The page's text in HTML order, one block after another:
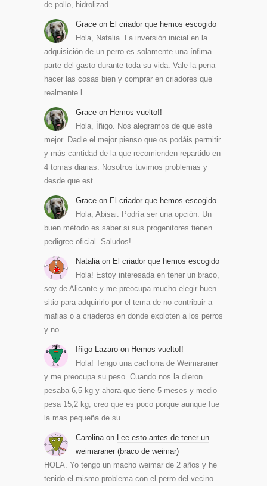
de pollo, hidrolizad…
Grace on El criador que hemos escogido
Hola, Natalia. La inversión inicial en la
adquisición de un perro es solamente una ínfima
parte del gasto durante toda su vida. Vale la pena
hacer las cosas bien y comprar en criadores que
realmente l…
Grace on Hemos vuelto!!
Hola, Íñigo. Nos alegramos de que esté
mejor. Dadle el mejor pienso que os podáis permitir
y más cantidad de la que recomienden repartido en
4 tomas diarias. Nosotros tuvimos problemas y
desde que est…
Grace on El criador que hemos escogido
Hola, Abisai. Podría ser una opción. Un
buen método es saber si sus progenitores tienen
pedigree oficial. Saludos!
Natalia on El criador que hemos escogido
Hola! Estoy interesada en tener un braco,
soy de Alicante y me preocupa mucho elegir buen
sitio para adquirirlo por el tema de no contribuir a
mafias o a criaderos en donde exploten a los perros
y no…
Iñigo Lazaro on Hemos vuelto!!
Hola! Tengo una cachorra de Weimaraner
y me preocupa su peso. Cuando nos la dieron
pesaba 6,5 kg y ahora que tiene 5 meses y medio
pesa 15,2 kg, creo que es poco porque aunque fue
la mas pequeña de su…
Carolina on Lee esto antes de tener un
weimaraner (braco de weimar)
HOLA. Yo tengo un macho weimar de 2 años y he
tenido el mismo problema.con el perro del vecino